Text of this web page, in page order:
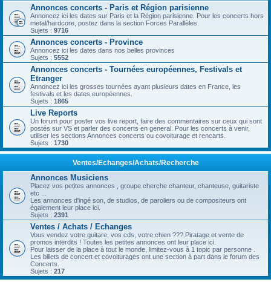
Annonces concerts - Paris et Région parisienne
Annoncez ici les dates sur Paris et la Région parisienne. Pour les concerts hors
metal/hardcore, postez dans la section Forces Parallèles.
Sujets : 9716
Annonces concerts - Province
Annoncez ici les dates dans nos belles provinces
Sujets : 5552
Annonces concerts - Tournées européennes, Festivals et
Etranger
Annoncez ici les grosses tournées ayant plusieurs dates en France, les
festivals et les dates européennes.
Sujets : 1865
Live Reports
Un forum pour poster vos live report, faire des commentaires sur ceux qui sont
postés sur VS et parler des concerts en general. Pour les concerts à venir,
utiliser les sections Annonces concerts ou covoiturage et rencarts.
Sujets : 1730
Ventes/Echanges/Achats/Recherche
Annonces Musiciens
Placez vos petites annonces , groupe cherche chanteur, chanteuse, guitariste
etc ...
Les annonces d'ingé son, de studios, de paroliers ou de compositeurs ont
également leur place ici.
Sujets : 2391
Ventes / Achats / Echanges
Vous vendez votre guitare, vos cds, votre chien ??? Piratage et vente de
promos interdits ! Toutes les petites annonces ont leur place ici.
Pour laisser de la place à tout le monde, limitez-vous à 1 topic par personne .
Les billets de concert et covoiturages ont une section à part dans le forum des
Concerts.
Sujets : 217